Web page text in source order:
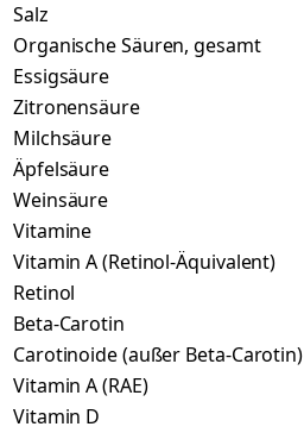
Salz
Organische Säuren, gesamt
Essigsäure
Zitronensäure
Milchsäure
Äpfelsäure
Weinsäure
Vitamine
Vitamin A (Retinol-Äquivalent)
Retinol
Beta-Carotin
Carotinoide (außer Beta-Carotin)
Vitamin A (RAE)
Vitamin D